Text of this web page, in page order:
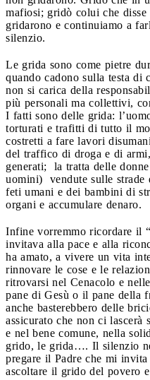
mafiosi; gridò colui che
gridarono e continuiamo a
silenzio.
Le grida sono come pietre
quando cadono sulla testa
non si carica della
più personali ma collettivi,
I fatti sono delle grida:
torturati e trafitti di tutto il
costretti a fare lavori
del traffico di droga e di
generati; la tratta delle
uomini) vendute sulle strade
feti umani e dei bambini di
organi e accumulare denaro.
Infine vorremmo ricordare il
invitava alla pace e alla
ha amato, a vivere un vita
rinnovare le cose e le
ritrovarsi nel Cenacolo e
pane di Gesù o il pane della
anche basterebbero delle
assicurato che non ci lascerà
e nel bene comune, nella
grido, le grida…. Il silenzio
pregare il Padre che mi
ascoltare il grido del povero